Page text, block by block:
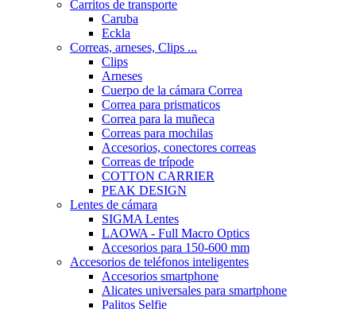
Carritos de transporte
Caruba
Eckla
Correas, arneses, Clips ...
Clips
Arneses
Cuerpo de la cámara Correa
Correa para prismaticos
Correa para la muñeca
Correas para mochilas
Accesorios, conectores correas
Correas de trípode
COTTON CARRIER
PEAK DESIGN
Lentes de cámara
SIGMA Lentes
LAOWA - Full Macro Optics
Accesorios para 150-600 mm
Accesorios de teléfonos inteligentes
Accesorios smartphone
Alicates universales para smartphone
Palitos Selfie